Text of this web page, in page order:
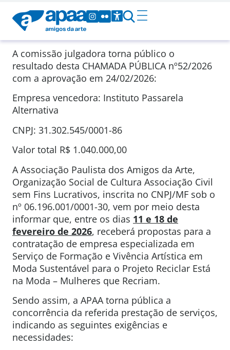
A comissão julgadora torna público o
resultado desta CHAMADA PÚBLICA nº52/2026
com a aprovação em 24/02/2026:
Empresa vencedora: Instituto Passarela
Alternativa
CNPJ: 31.302.545/0001-86
Valor total R$ 1.040.000,00
A Associação Paulista dos Amigos da Arte,
Organização Social de Cultura Associação Civil
sem Fins Lucrativos, inscrita no CNPJ/MF sob o
nº 06.196.001/0001-30, vem por meio desta
informar que, entre os dias 11 e 18 de
fevereiro de 2026, receberá propostas para a
contratação de empresa especializada em
Serviço de Formação e Vivência Artística em
Moda Sustentável para o Projeto Reciclar Está
na Moda – Mulheres que Recriam.
Sendo assim, a APAA torna pública a
concorrência da referida prestação de serviços,
indicando as seguintes exigências e
necessidades: